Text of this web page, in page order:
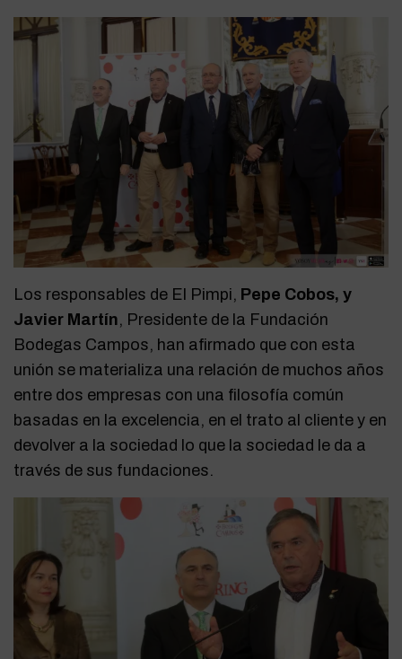
Los responsables de El Pimpi, Pepe Cobos, y
Javier Martín, Presidente de la Fundación
Bodegas Campos, han afirmado que con esta
unión se materializa una relación de muchos años
entre dos empresas con una filosofía común
basadas en la excelencia, en el trato al cliente y en
devolver a la sociedad lo que la sociedad le da a
través de sus fundaciones.